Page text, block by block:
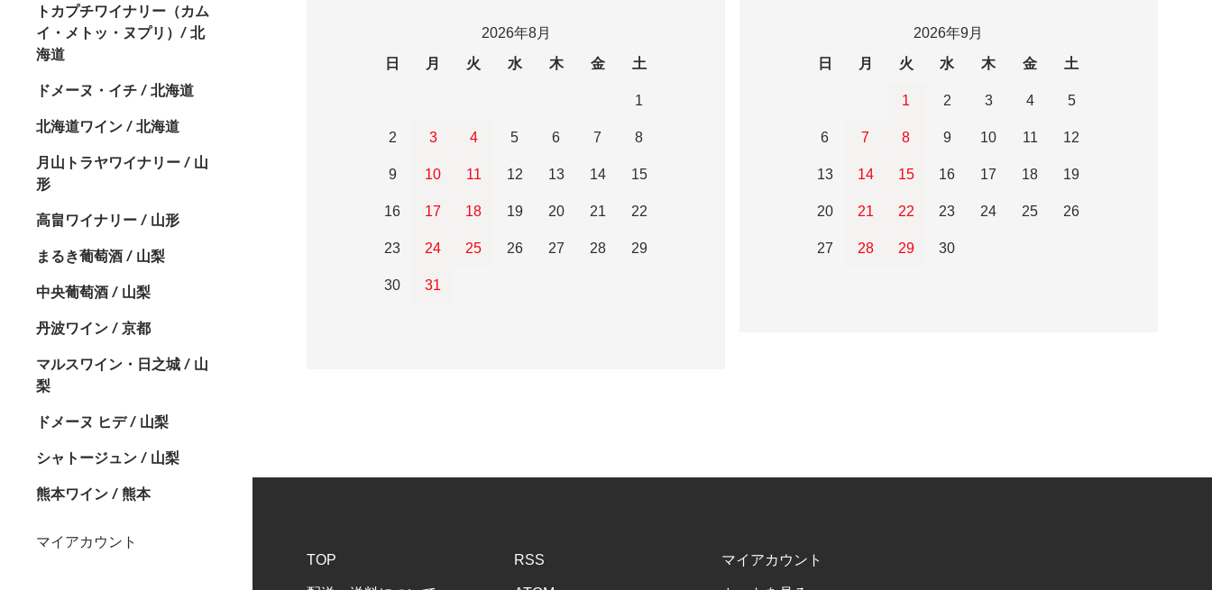
トカプチワイナリー（カム
イ・メトッ・ヌプリ）/ 北
海道
ドメーヌ・イチ / 北海道
北海道ワイン / 北海道
月山トラヤワイナリー / 山
形
高畠ワイナリー / 山形
まるき葡萄酒 / 山梨
中央葡萄酒 / 山梨
丹波ワイン / 京都
マルスワイン・日之城 / 山
梨
ドメーヌ ヒデ / 山梨
シャトージュン / 山梨
熊本ワイン / 熊本
マイアカウント
2026年8月
日
月 火 水 木 金 土
1
2 3 4 5 6 7 8
9 10 11 12 13 14 15
16 17 18 19 20 21 22
23 24 25 26 27 28 29
30 31
2026年9月
日
月 火 水 木 金 土
1 2 3 4 5
6 7 8 9 10 11 12
13 14 15 16 17 18 19
20 21 22 23 24 25 26
27 28 29 30
TOP RSS マイアカウント